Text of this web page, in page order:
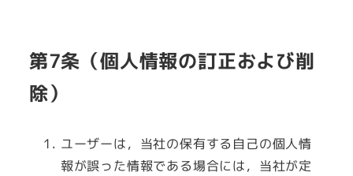
第7条（個人情報の訂正および削
除）
ユーザーは，当社の保有する自己の個人情
報が誤った情報である場合には，当社が定